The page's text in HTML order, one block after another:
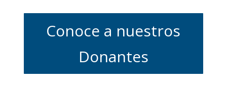
Conoce a nuestros
Donantes